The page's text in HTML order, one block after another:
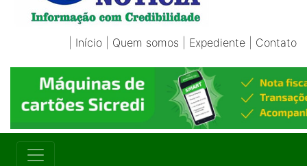
Início Quem somos Expediente Contato